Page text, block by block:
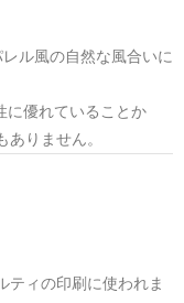
ル風の自然な風合いに
に優れていることか
りません。
ティの印刷に使われま